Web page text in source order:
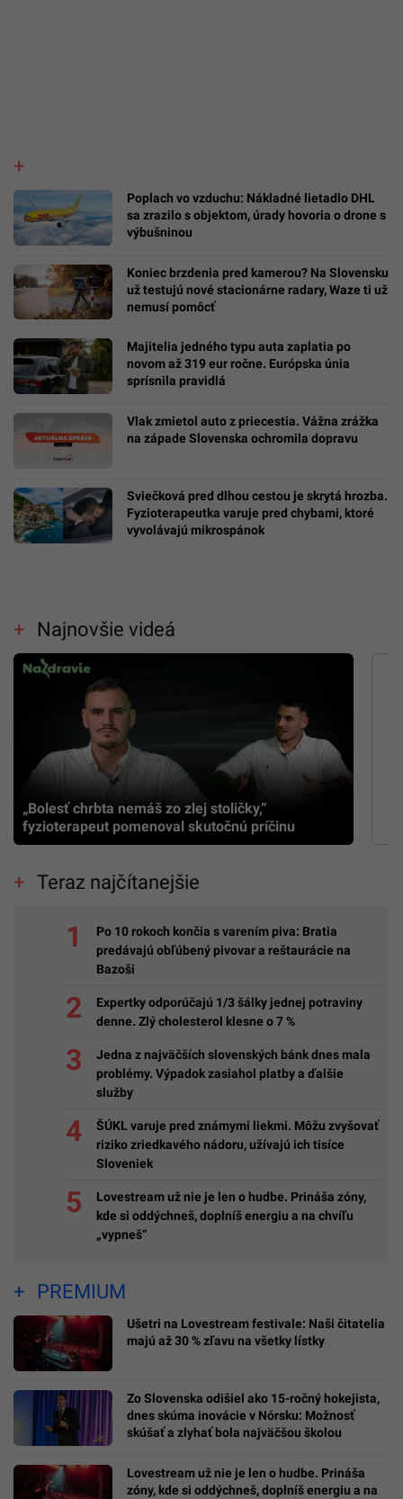
Poplach vo vzduchu: Nákladné lietadlo DHL
sa zrazilo s objektom, úrady hovoria o drone s
výbušninou
Koniec brzdenia pred kamerou? Na Slovensku
už testujú nové stacionárne radary, Waze ti už
nemusí pomôcť
Majitelia jedného typu auta zaplatia po
novom až 319 eur ročne. Európska únia
sprísnila pravidlá
Vlak zmietol auto z priecestia. Vážna zrážka
na západe Slovenska ochromila dopravu
Sviečková pred dlhou cestou je skrytá hrozba.
Fyzioterapeutka varuje pred chybami, ktoré
vyvolávajú mikrospánok
Najnovšie videá
„Bolesť chrbta nemáš zo zlej stoličky,”
fyzioterapeut pomenoval skutočnú príčinu
Teraz najčítanejšie
Po 10 rokoch končia s varením piva: Bratia
predávajú obľúbený pivovar a reštaurácie na
Bazoši
Expertky odporúčajú 1/3 šálky jednej potraviny
denne. Zlý cholesterol klesne o 7 %
Jedna z najväčších slovenských bánk dnes mala
problémy. Výpadok zasiahol platby a ďalšie
služby
ŠÚKL varuje pred známymi liekmi. Môžu zvyšovať
riziko zriedkavého nádoru, užívajú ich tisíce
Sloveniek
Lovestream už nie je len o hudbe. Prináša zóny,
kde si oddýchneš, doplníš energiu a na chvíľu
„vypneš“
PREMIUM
Ušetri na Lovestream festivale: Naši čitatelia
majú až 30 % zľavu na všetky lístky
Zo Slovenska odišiel ako 15-ročný hokejista,
dnes skúma inovácie v Nórsku: Možnosť
skúšať a zlyhať bola najväčšou školou
Lovestream už nie je len o hudbe. Prináša
zóny, kde si oddýchneš, doplníš energiu a na